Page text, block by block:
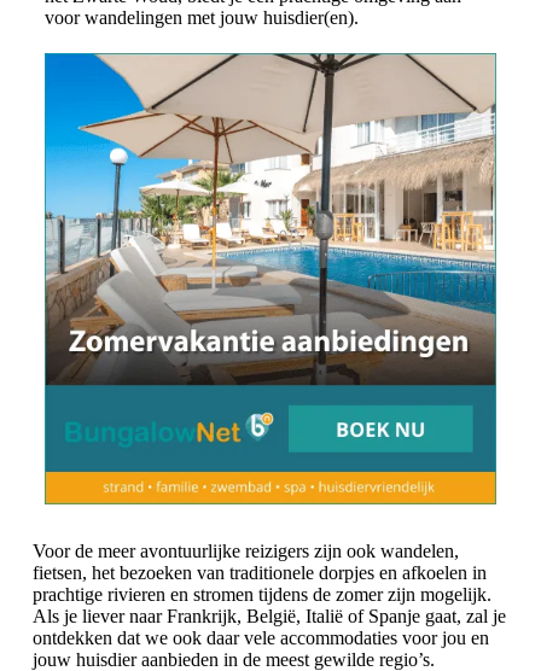
voor wandelingen met jouw huisdier(en).
Voor de meer avontuurlijke reizigers zijn ook wandelen,
fietsen, het bezoeken van traditionele dorpjes en afkoelen in
prachtige rivieren en stromen tijdens de zomer zijn mogelijk.
Als je liever naar Frankrijk, België, Italië of Spanje gaat, zal je
ontdekken dat we ook daar vele accommodaties voor jou en
jouw huisdier aanbieden in de meest gewilde regio’s.